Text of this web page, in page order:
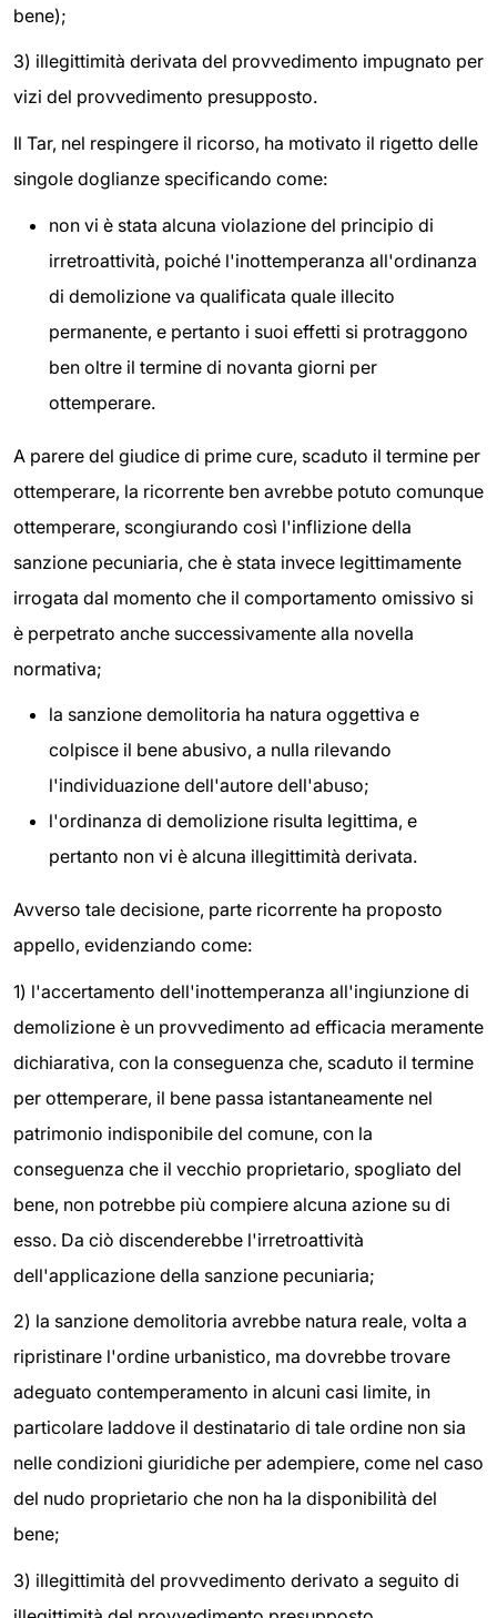
bene);
3) illegittimità derivata del provvedimento impugnato per
vizi del provvedimento presupposto.
Il Tar, nel respingere il ricorso, ha motivato il rigetto delle
singole doglianze specificando come:
non vi è stata alcuna violazione del principio di
irretroattività, poiché l'inottemperanza all'ordinanza
di demolizione va qualificata quale illecito
permanente, e pertanto i suoi effetti si protraggono
ben oltre il termine di novanta giorni per
ottemperare.
A parere del giudice di prime cure, scaduto il termine per
ottemperare, la ricorrente ben avrebbe potuto comunque
ottemperare, scongiurando così l'inflizione della
sanzione pecuniaria, che è stata invece legittimamente
irrogata dal momento che il comportamento omissivo si
è perpetrato anche successivamente alla novella
normativa;
la sanzione demolitoria ha natura oggettiva e
colpisce il bene abusivo, a nulla rilevando
l'individuazione dell'autore dell'abuso;
l'ordinanza di demolizione risulta legittima, e
pertanto non vi è alcuna illegittimità derivata.
Avverso tale decisione, parte ricorrente ha proposto
appello, evidenziando come:
1) l'accertamento dell'inottemperanza all'ingiunzione di
demolizione è un provvedimento ad efficacia meramente
dichiarativa, con la conseguenza che, scaduto il termine
per ottemperare, il bene passa istantaneamente nel
patrimonio indisponibile del comune, con la
conseguenza che il vecchio proprietario, spogliato del
bene, non potrebbe più compiere alcuna azione su di
esso. Da ciò discenderebbe l'irretroattività
dell'applicazione della sanzione pecuniaria;
2) la sanzione demolitoria avrebbe natura reale, volta a
ripristinare l'ordine urbanistico, ma dovrebbe trovare
adeguato contemperamento in alcuni casi limite, in
particolare laddove il destinatario di tale ordine non sia
nelle condizioni giuridiche per adempiere, come nel caso
del nudo proprietario che non ha la disponibilità del
bene;
3) illegittimità del provvedimento derivato a seguito di